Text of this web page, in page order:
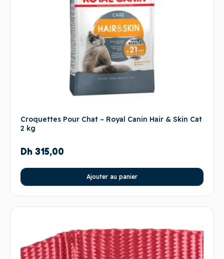
Croquettes Pour Chat – Royal Canin Hair & Skin Cat
2 kg
Dh 315,00
Ajouter au panier